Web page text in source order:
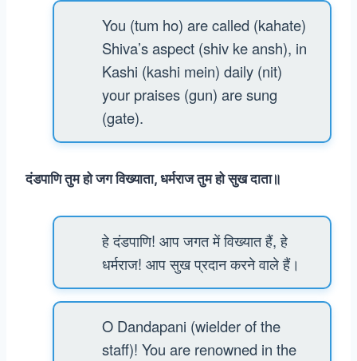
You (tum ho) are called (kahate)
Shiva’s aspect (shiv ke ansh), in
Kashi (kashi mein) daily (nit)
your praises (gun) are sung
(gate).
दंडपाणि तुम हो जग विख्याता, धर्मराज तुम हो सुख दाता॥
हे दंडपाणि! आप जगत में विख्यात हैं, हे
धर्मराज! आप सुख प्रदान करने वाले हैं।
O Dandapani (wielder of the
staff)! You are renowned in the